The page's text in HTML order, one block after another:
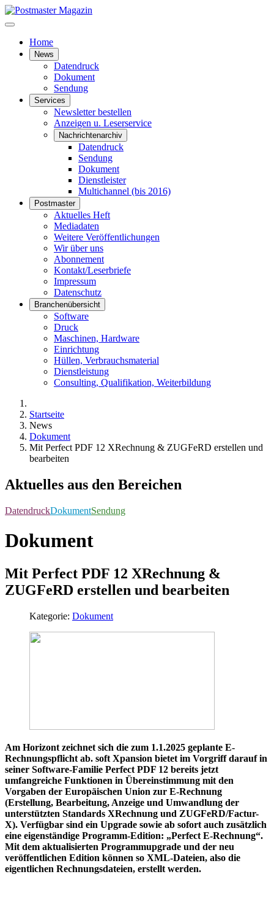
Home
News
Datendruck
Dokument
Sendung
Services
Newsletter bestellen
Anzeigen u. Leserservice
Nachrichtenarchiv
Datendruck
Sendung
Dokument
Dienstleister
Multichannel (bis 2016)
Postmaster
Aktuelles Heft
Mediadaten
Weitere Veröffentlichungen
Wir über uns
Abonnement
Kontakt/Leserbriefe
Impressum
Datenschutz
Branchenübersicht
Software
Druck
Maschinen, Hardware
Einrichtung
Hüllen, Verbrauchsmaterial
Dienstleistung
Consulting, Qualifikation, Weiterbildung
Startseite
News
Dokument
Mit Perfect PDF 12 XRechnung & ZUGFeRD erstellen und
bearbeiten
Aktuelles aus den Bereichen
DatendruckDokumentSendung
Dokument
Mit Perfect PDF 12 XRechnung &
ZUGFeRD erstellen und bearbeiten
Kategorie: Dokument
Am Horizont zeichnet sich die zum 1.1.2025 geplante E-
Rechnungspflicht ab. soft Xpansion bietet im Vorgriff darauf in
seiner Software-Familie Perfect PDF 12 bereits jetzt
umfangreiche Funktionen in Übereinstimmung mit den
Vorgaben der Europäischen Union zur E-Rechnung
(Erstellung, Bearbeitung, Anzeige und Umwandlung der
unterstützten Standards XRechnung und ZUGFeRD/Factur-
X). Verfügbar sind ein Upgrade sowie ab sofort auch zusätzlich
eine eigenständige Programm-Edition: „Perfect E-Rechnung“.
Mit dem aktualisierten Programmupgrade und der neu
veröffentlichen Edition können so XML-Dateien, also die
eigentlichen Rechnungsdateien, erstellt werden.